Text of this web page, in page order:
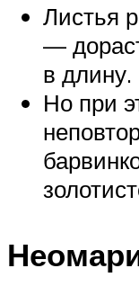
Листья
—
в длину.
Но при